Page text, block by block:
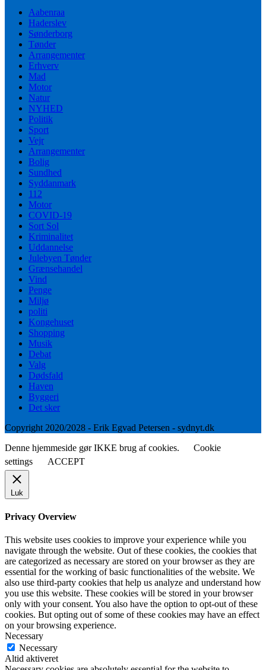
Aabenraa
Haderslev
Sønderborg
Tønder
Arrangementer
Erhverv
Mad
Motor
Natur
NYHED
Politik
Sport
Vejr
Arrangementer
Bolig
Sundhed
Syddanmark
112
Motor
COVID-19
Sort Sol
Kriminalitet
Uddannelse
Julebyen Tønder
Grænsehandel
Vind
Penge
Miljø
politi
Kongehuset
Shopping
Musik
Debat
Valg
Dødsfald
Haven
Byggeri
Det sker
Copyright 2020/2028 - Erik Egvad Petersen - sydnyt.dk
Denne hjemmeside gør IKKE brug af cookies.
Cookie
settings
ACCEPT
Luk
Privacy Overview
This website uses cookies to improve your experience while you
navigate through the website. Out of these cookies, the cookies that
are categorized as necessary are stored on your browser as they are
essential for the working of basic functionalities of the website. We
also use third-party cookies that help us analyze and understand how
you use this website. These cookies will be stored in your browser
only with your consent. You also have the option to opt-out of these
cookies. But opting out of some of these cookies may have an effect
on your browsing experience.
Necessary
Necessary
Altid aktiveret